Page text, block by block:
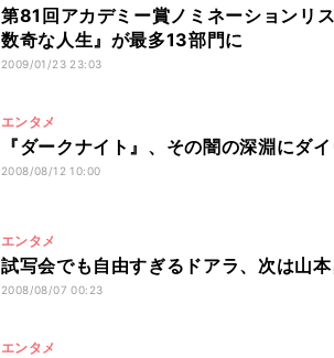
第81回アカデミー賞ノミネーションリ
数奇な人生』が最多13部門に
2009/01/23 23:03
エンタメ
『ダークナイト』、その闇の深淵にダ
2008/08/12 10:00
エンタメ
試写会でも自由すぎるドアラ、次は山
2008/08/07 00:23
エンタメ